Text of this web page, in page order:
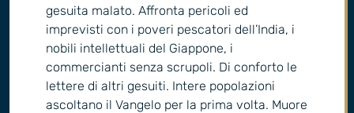
gesuita malato. Affronta pericoli ed
imprevisti con i poveri pescatori dell’India, i
nobili intellettuali del Giappone, i
commercianti senza scrupoli. Di conforto le
lettere di altri gesuiti. Intere popolazioni
ascoltano il Vangelo per la prima volta. Muore